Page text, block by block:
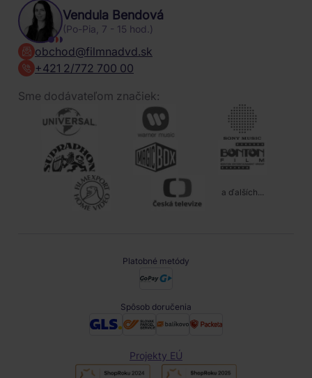
Vendula Bendová
(Po-Pia, 7 - 15 hod.)
obchod@filmnadvd.sk
+421 2/772 700 00
Sme dodávateľom značiek:
a ďalších...
Platobné metódy
Spôsob doručenia
Projekty EÚ